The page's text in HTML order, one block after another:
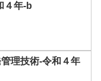
４年-b
理技術-令和４年